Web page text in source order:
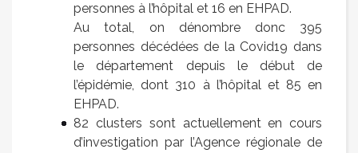
personnes à l’hôpital et 16 en EHPAD.
Au total, on dénombre donc 395
personnes décédées de la Covid19 dans
le département depuis le début de
l’épidémie, dont 310 à l’hôpital et 85 en
EHPAD.
82 clusters sont actuellement en cours
d’investigation par l’Agence régionale de